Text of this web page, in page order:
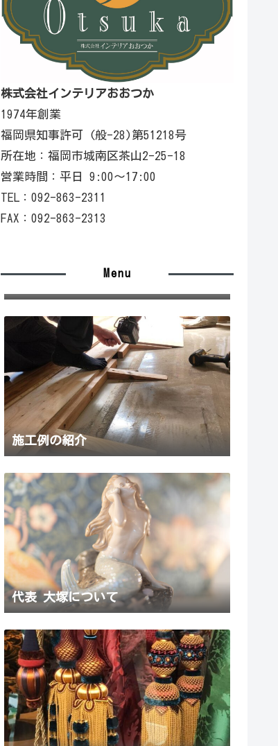
株式会社インテリアおおつか
1974年創業
福岡県知事許可 (般-28)第51218号
所在地：福岡市城南区茶山2-25-18
営業時間：平日 9:00〜17:00
TEL：092-863-2311
FAX：092-863-2313
Menu
施工例の紹介
代表 大塚について